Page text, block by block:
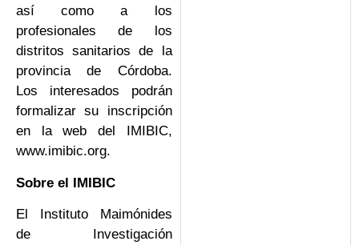
así como a los
profesionales de los
distritos sanitarios de la
provincia de Córdoba.
Los interesados podrán
formalizar su inscripción
en la web del IMIBIC,
www.imibic.org.
Sobre el IMIBIC
El Instituto Maimónides
de Investigación